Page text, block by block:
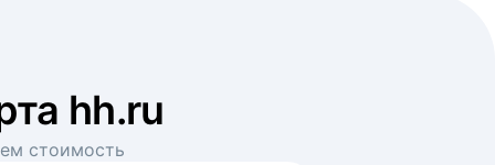
hh.ru
стоимость